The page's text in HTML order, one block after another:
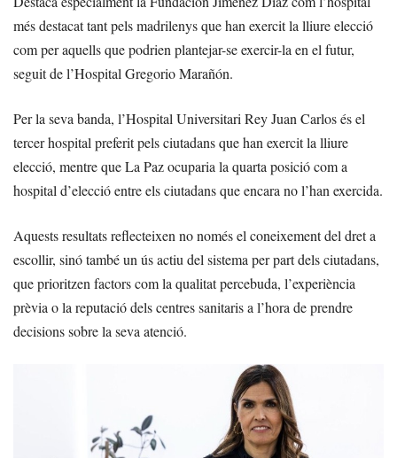
més destacat tant pels madrilenys que han exercit la lliure elecció
com per aquells que podrien plantejar-se exercir-la en el futur,
seguit de l’Hospital Gregorio Marañón.
Per la seva banda, l’Hospital Universitari Rey Juan Carlos és el
tercer hospital preferit pels ciutadans que han exercit la lliure
elecció, mentre que La Paz ocuparia la quarta posició com a
hospital d’elecció entre els ciutadans que encara no l’han exercida.
Aquests resultats reflecteixen no només el coneixement del dret a
escollir, sinó també un ús actiu del sistema per part dels ciutadans,
que prioritzen factors com la qualitat percebuda, l’experiència
prèvia o la reputació dels centres sanitaris a l’hora de prendre
decisions sobre la seva atenció.